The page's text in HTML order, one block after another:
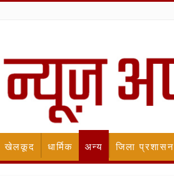
खेलकूद धार्मिक अन्य जिला प्रशासन